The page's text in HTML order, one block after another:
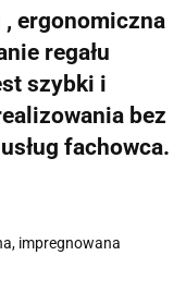
, ergonomiczna
regału
szybki i
bez
fachowca.
impregnowana